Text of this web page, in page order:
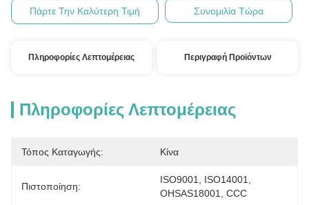
Πάρτε Την Καλύτερη Τιμή Συνομιλία Τώρα
Πληροφορίες Λεπτομέρειας Περιγραφή Προϊόντων
Πληροφορίες Λεπτομέρειας
Τόπος Καταγωγής: Κίνα
Πιστοποίηση:
ISO9001, ISO14001,
OHSAS18001, CCC